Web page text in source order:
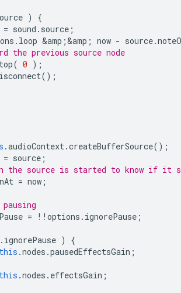
)
{
= sound . source ;
. loop &amp ;&amp ; now - source.
the previous source node
( 0 );
();
.audioContext.createBufferSource();
= source ;
the source is started to know if it
= now ;
= !! options . ignorePause ;
. ignorePause )
{
this .nodes .pausedEffectsGain ;
this .nodes . effectsGain ;